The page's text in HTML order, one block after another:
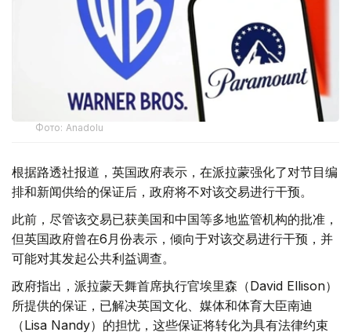
Фото: Аnadolu
根据路透社报道，英国政府表示，在派拉蒙强化了对节目编
排和新闻供给的保证后，政府将不对该交易进行干预。
此前，尽管该交易已获美国和中国等多地监管机构的批准，
但英国政府曾在6月份表示，倾向于对该交易进行干预，并
可能对其发起公共利益调查。
政府指出，派拉蒙天舞首席执行官埃里森（David Ellison）
所提供的保证，已解决英国文化、媒体和体育大臣南迪
（Lisa Nandy）的担忧，这些保证将转化为具有法律约束